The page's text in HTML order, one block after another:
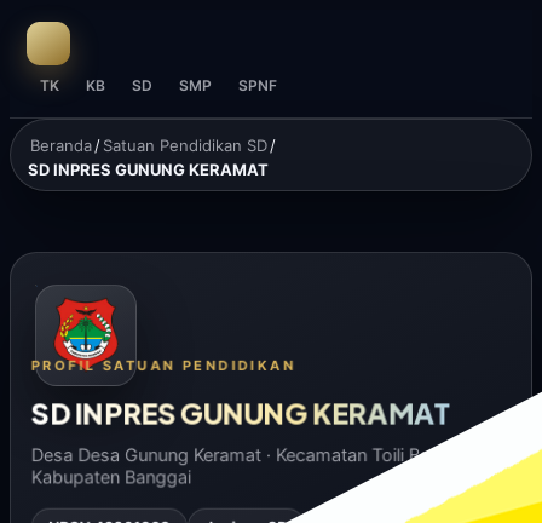
TK KB SD SMP SPNF
Beranda/Satuan Pendidikan SD/
SD INPRES GUNUNG KERAMAT
PROFIL SATUAN PENDIDIKAN
SD INPRES GUNUNG KERAMAT
Desa Desa Gunung Keramat · Kecamatan Toili Barat ·
Kabupaten Banggai